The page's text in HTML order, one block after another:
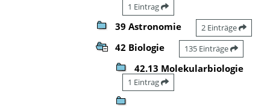
1 Eintrag
39 Astronomie 2 Einträge
42 Biologie 135 Einträge
42.13 Molekularbiologie
1 Eintrag